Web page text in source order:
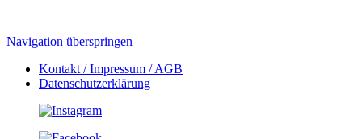
Navigation überspringen
Kontakt / Impressum / AGB
Datenschutzerklärung